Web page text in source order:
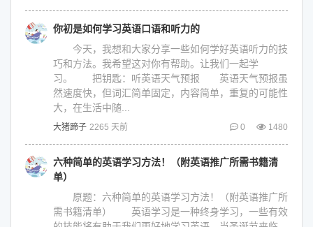
你初是如何学习英语口语和听力的
今天，我想和大家分享一些如何学好英语听力的技
巧和方法。我希望这对你有帮助。让我们一起学
习。 把钥匙：听英语天气预报 英语天气预报虽
然速度快，但词汇简单固定，内容简单，重复的可能性
大，在生活中随...
大猪蹄子 2265 天前 0 1480
六种简单的英语学习方法！（附英语推广所需书籍清
单）
原题：六种简单的英语学习方法！（附英语推广所
需书籍清单） 英语学习是一种终身学习，一些有效